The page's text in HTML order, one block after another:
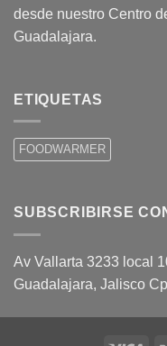
desde nuestro Centro
Guadalajara.
ETIQUETAS
FOODWARMER
SUBSCRIBIRSE
Av Vallarta 3233 local
Guadalajara, Jalisco